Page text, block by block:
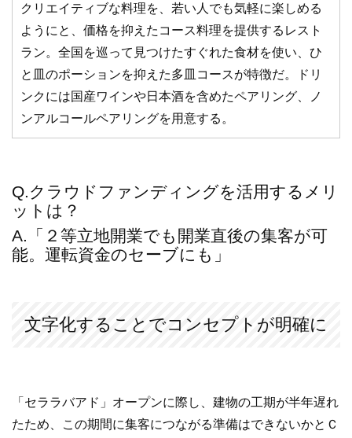
クリエイティブな料理を、若い人でも気軽に楽しめる
ようにと、価格を抑えたコース料理を提供するレスト
ラン。全国を巡って見つけたすぐれた食材を使い、ひ
と皿のポーションを抑えた多皿コースが特徴だ。ドリ
ンクには国産ワインや日本酒を含めたペアリング、ノ
ンアルコールペアリングを用意する。
Q.クラウドファンディングを活用するメリ
ットは？
A.「２等立地開業でも開業直後の集客が可
能。運転資金のセーブにも」
文字化することでコンセプトが明確に
「セララバアド」オープンに際し、建物の工期が半年遅れ
たため、この期間に集客につながる準備はできないかとＣ